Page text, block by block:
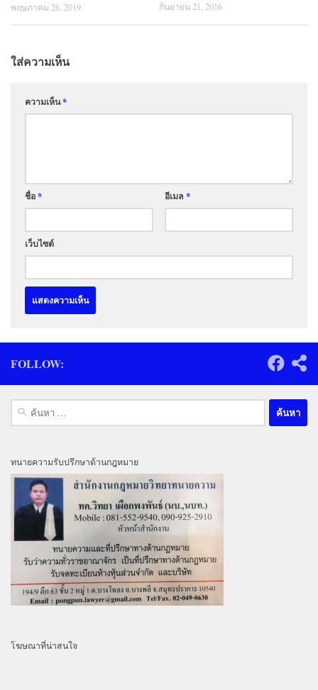
พฤษภาคม 26, 2019 กันยายน 21, 2016
ใส่ความเห็น
ความเห็น*
ชื่อ* อีเมล *
เว็บไซต์
FOLLOW:
ค้นหา
ทนายความรับปรึกษาด้านกฎหมาย
โฆษณาที่น่าสนใจ